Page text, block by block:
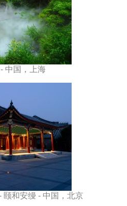
中国，上海
颐和安缦 - 中国，北京